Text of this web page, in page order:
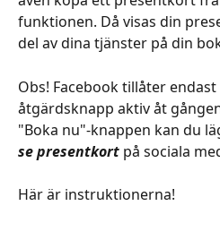
funktionen. Då visas din
del av dina tjänster på din
Obs! Facebook tillåter
åtgärdsknapp aktiv åt
"Boka nu"-knappen kan du
se presentkort på sociala
Här är instruktionerna!